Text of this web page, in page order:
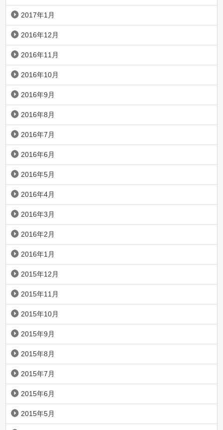
2017年1月
2016年12月
2016年11月
2016年10月
2016年9月
2016年8月
2016年7月
2016年6月
2016年5月
2016年4月
2016年3月
2016年2月
2016年1月
2015年12月
2015年11月
2015年10月
2015年9月
2015年8月
2015年7月
2015年6月
2015年5月